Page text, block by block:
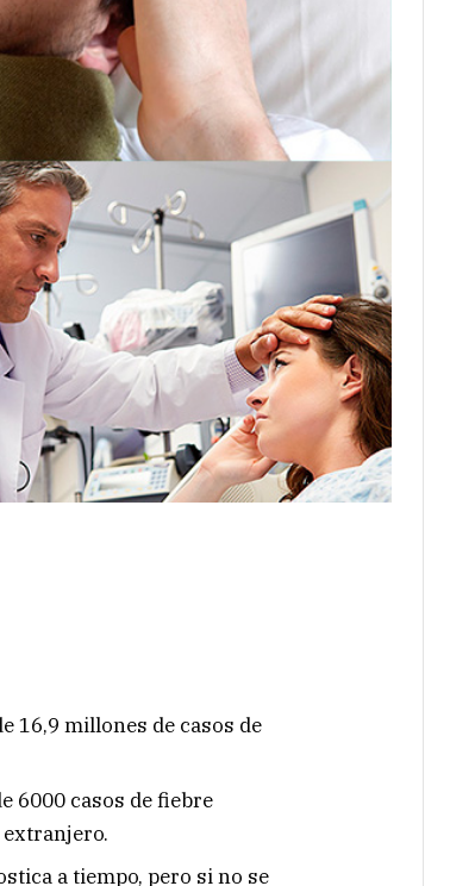
16,9 millones de casos de
6000 casos de fiebre
a tiempo, pero si no se